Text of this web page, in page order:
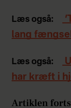
Læs også:
lang
Læs også:
har kræft i
Artiklen